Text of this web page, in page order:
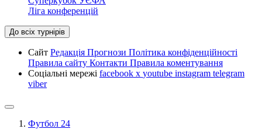
Ліга конференцій
До всіх турнірів
Сайт Редакція Прогнози Політика конфіденційності
Правила сайту Контакти Правила коментування
Соціальні мережі facebook x youtube instagram telegram
viber
Футбол 24